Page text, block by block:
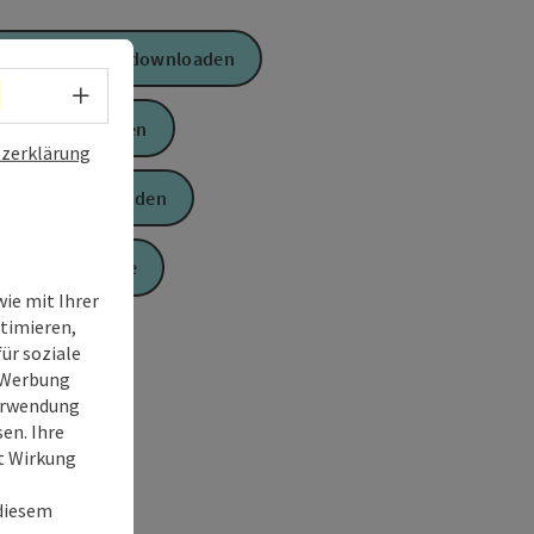
GPS Daten downloaden
PDF erstellen
Anfrage senden
Zur Website
Sprachwahl - Menü öffnen
mit Ihrer
soziale
Ihre
Wirkung